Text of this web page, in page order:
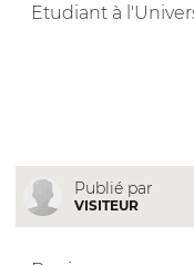
Etudiant à
Publié par
VISITEUR